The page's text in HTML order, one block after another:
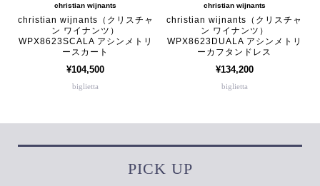
christian wijnants
christian wijnants（クリスチャ
ン ワイナンツ）
WPX8623SCALA アシンメトリ
ースカート
¥104,500
biglietta
christian wijnants
christian wijnants（クリスチャ
ン ワイナンツ）
WPX8623DUALA アシンメトリ
ーカフタンドレス
¥134,200
biglietta
PICK UP